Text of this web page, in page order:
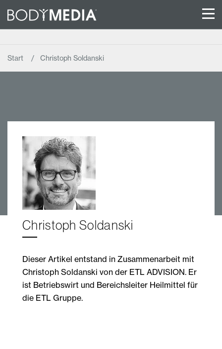
Start Christoph Soldanski
Christoph Soldanski
Dieser Artikel entstand in Zusammenarbeit mit
Christoph Soldanski von der ETL ADVISION. Er
ist Betriebswirt und Bereichsleiter Heilmittel für
die ETL Gruppe.